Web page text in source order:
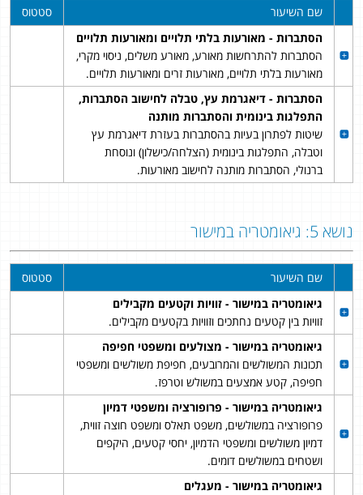
שם השיעור
סטטוס
הסתברות - מאורעות בלתי תלויים ומאורעות תלויים
הסתברות להתרחשות מאורע, מאורע משלים, ניסוי מקרי,
מאורעות בלתי תלויים, מאורעות זרים ומאורעות תלויים.
הסתברות - דיאגרמת עץ, טבלה לחישוב הסתברות,
התפלגות בינומית והסתברות מותנה
שיטות לפתרון בעיות בהסתברות בעזרת דיאגרמת עץ
וטבלה, התפלגות בינומית (הצלחה/כישלון) ונוסחת
ברנולי, הסתברות מותנה לחישוב מאורעות.
נושא 5: גיאומטריה במישור
שם השיעור
סטטוס
גיאומטריה במישור - זוויות וקטעים מקבילים
זוויות בין קטעים נחתכים וזוויות בקטעים מקבילים.
גיאומטריה במישור - מצולעים ומשפטי חפיפה
תכונות המשולשים והמרובעים, חפיפת משולשים ומשפטי
חפיפה, קטע אמצעים במשולש וטרפז.
גיאומטריה במישור - פרופורציה ומשפטי דמיון
פרופורציה במשולשים, משפט תאלס ומשפט חוצה זווית,
דמיון משולשים ומשפטי הדמיון, יחסי קטעים, היקפים
ושטחים במשולשים דומים.
גיאומטריה במישור - מעגלים